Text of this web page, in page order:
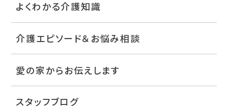
よくわかる介護知識
介護エピソード＆お悩み相談
愛の家からお伝えします
スタッフブログ